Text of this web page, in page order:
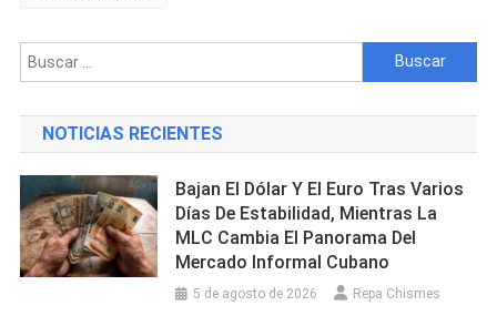
“Ya
Pueden
Romper
Piñata”
Buscar:
NOTICIAS RECIENTES
Bajan El Dólar Y El Euro Tras Varios
Días De Estabilidad, Mientras La
MLC Cambia El Panorama Del
Mercado Informal Cubano
5 de agosto de 2026 Repa Chismes